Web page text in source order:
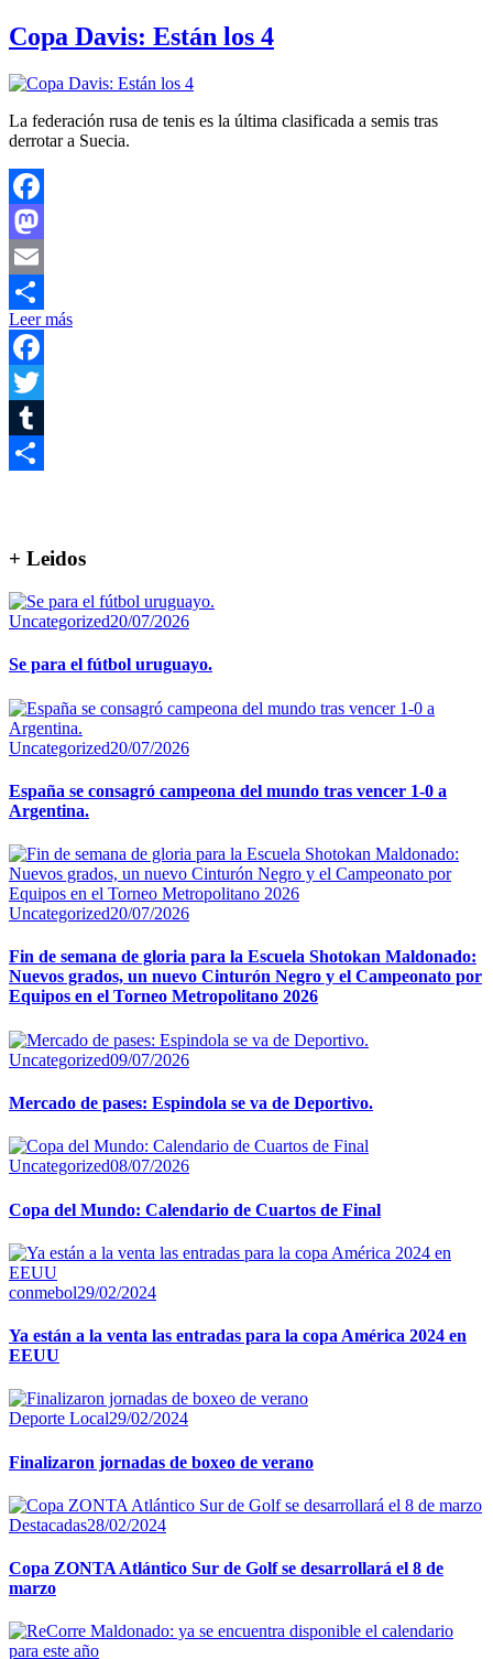
Copa Davis: Están los 4
La federación rusa de tenis es la última clasificada a semis tras
derrotar a Suecia.
Facebook
Mastodon
Email
Compartir
Leer más
Facebook
Twitter
Tumblr
+ Leidos
Uncategorized20/07/2026
Se para el fútbol uruguayo.
Uncategorized20/07/2026
España se consagró campeona del mundo tras vencer 1-0 a
Argentina.
Uncategorized20/07/2026
Fin de semana de gloria para la Escuela Shotokan Maldonado:
Nuevos grados, un nuevo Cinturón Negro y el Campeonato por
Equipos en el Torneo Metropolitano 2026
Uncategorized09/07/2026
Mercado de pases: Espindola se va de Deportivo.
Uncategorized08/07/2026
Copa del Mundo: Calendario de Cuartos de Final
conmebol29/02/2024
Ya están a la venta las entradas para la copa América 2024 en
EEUU
Deporte Local29/02/2024
Finalizaron jornadas de boxeo de verano
Destacadas28/02/2024
Copa ZONTA Atlántico Sur de Golf se desarrollará el 8 de
marzo